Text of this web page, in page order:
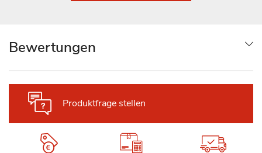
Produktfrage stellen
Bewertungen